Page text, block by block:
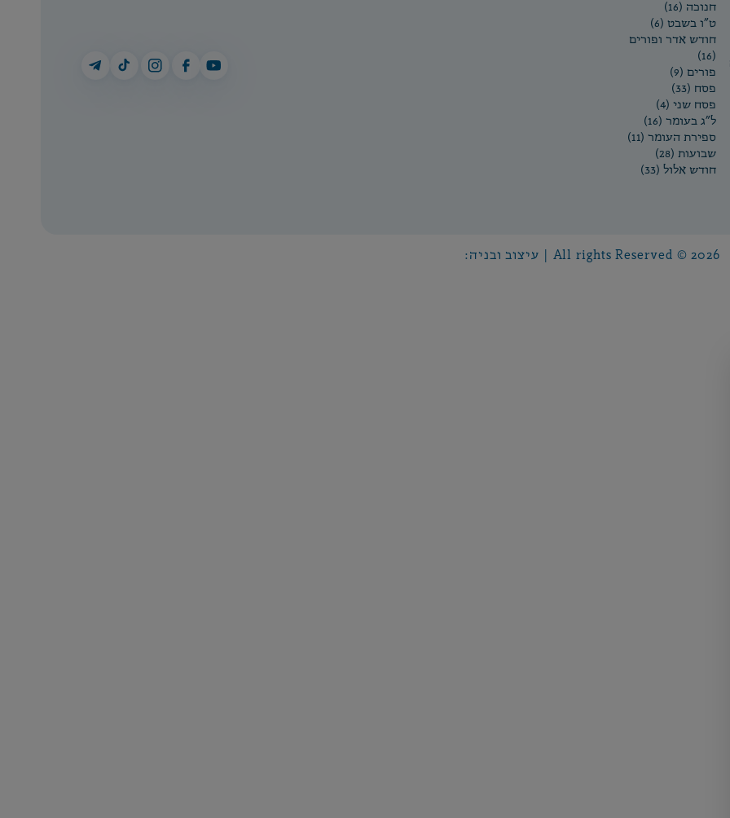
חנוכה (16)
ט"ו בשבט (6)
חודש אדר ופורים
(16)
פורים (9)
פסח (33)
פסח שני (4)
ל"ג בעומר (16)
ספירת העומר (11)
שבועות (28)
חודש אלול (33)
All rights Reserved © 2026 | עיצוב ובניה: